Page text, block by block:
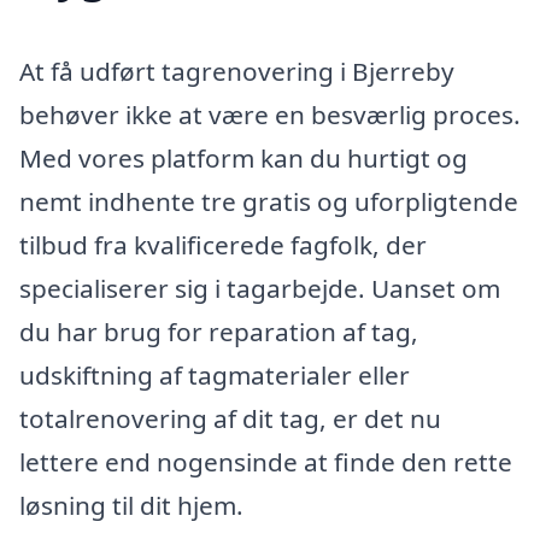
At få udført tagrenovering i Bjerreby
behøver ikke at være en besværlig proces.
Med vores platform kan du hurtigt og
nemt indhente tre gratis og uforpligtende
tilbud fra kvalificerede fagfolk, der
specialiserer sig i tagarbejde. Uanset om
du har brug for reparation af tag,
udskiftning af tagmaterialer eller
totalrenovering af dit tag, er det nu
lettere end nogensinde at finde den rette
løsning til dit hjem.